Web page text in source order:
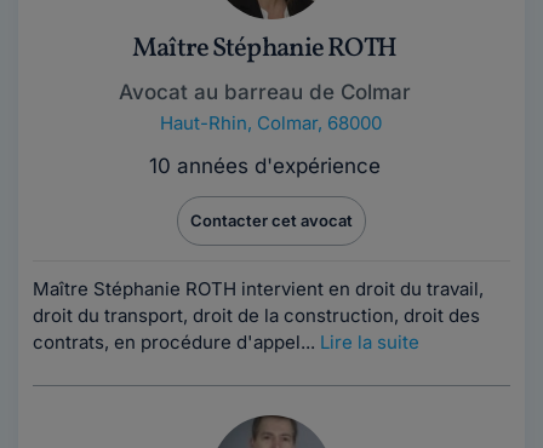
Maître Stéphanie ROTH
Avocat au barreau de Colmar
Haut-Rhin, Colmar, 68000
10 années d'expérience
Contacter cet avocat
Maître Stéphanie ROTH intervient en droit du travail,
droit du transport, droit de la construction, droit des
contrats, en procédure d'appel... Lire la suite